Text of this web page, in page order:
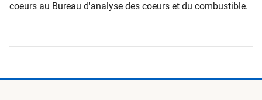
coeurs au Bureau d'analyse des coeurs et du combustible.